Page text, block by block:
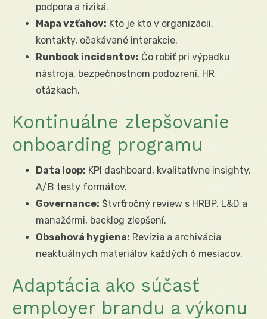
podpora a riziká.
Mapa vzťahov: Kto je kto v organizácii,
kontakty, očakávané interakcie.
Runbook incidentov: Čo robiť pri výpadku
nástroja, bezpečnostnom podozrení, HR
otázkach.
Kontinuálne zlepšovanie
onboarding programu
Data loop: KPI dashboard, kvalitatívne insighty,
A/B testy formátov.
Governance: Štvrťročný review s HRBP, L&D a
manažérmi, backlog zlepšení.
Obsahová hygiena: Revízia a archivácia
neaktuálnych materiálov každých 6 mesiacov.
Adaptácia ako súčasť
employer brandu a výkonu